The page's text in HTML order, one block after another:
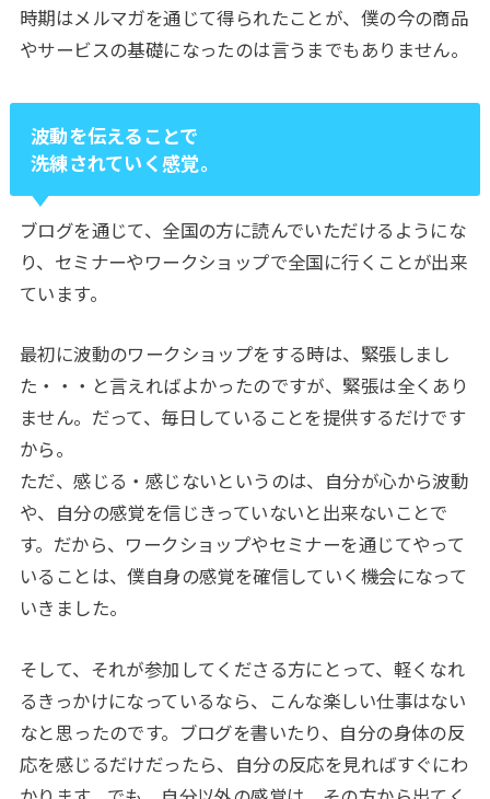
時期はメルマガを通じて得られたことが、僕の今の商品
やサービスの基礎になったのは言うまでもありません。
波動を伝えることで
洗練されていく感覚。
ブログを通じて、全国の方に読んでいただけるようにな
り、セミナーやワークショップで全国に行くことが出来
ています。
最初に波動のワークショップをする時は、緊張しまし
た・・・と言えればよかったのですが、緊張は全くあり
ません。だって、毎日していることを提供するだけです
から。
ただ、感じる・感じないというのは、自分が心から波動
や、自分の感覚を信じきっていないと出来ないことで
す。だから、ワークショップやセミナーを通じてやって
いることは、僕自身の感覚を確信していく機会になって
いきました。
そして、それが参加してくださる方にとって、軽くなれ
るきっかけになっているなら、こんな楽しい仕事はない
なと思ったのです。ブログを書いたり、自分の身体の反
応を感じるだけだったら、自分の反応を見ればすぐにわ